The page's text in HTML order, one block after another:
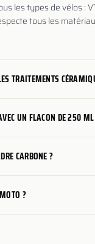
les types de vélos :
tous les
TRAITEMENTS
UN FLACON DE 250
CARBONE ?
?